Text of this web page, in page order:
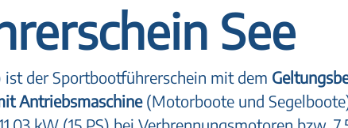
See
der Sportbootführerschein mit dem
Antriebsmaschine(Motorboote und